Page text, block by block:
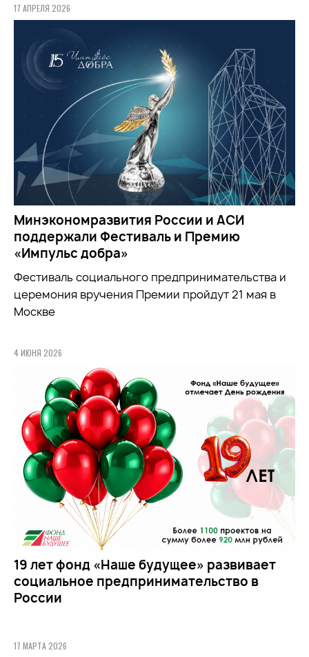
17 АПРЕЛЯ 2026
Минэкономразвития России и АСИ
поддержали Фестиваль и Премию
«Импульс добра»
Фестиваль социального предпринимательства и
церемония вручения Премии пройдут 21 мая в
Москве
4 ИЮНЯ 2026
19 лет фонд «Наше будущее» развивает
социальное предпринимательство в
России
17 МАРТА 2026